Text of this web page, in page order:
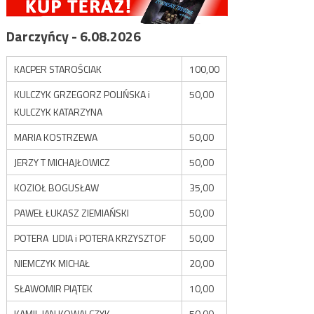
Darczyńcy - 6.08.2026
KACPER STAROŚCIAK
100,00
KULCZYK GRZEGORZ POLIŃSKA i
KULCZYK KATARZYNA
50,00
MARIA KOSTRZEWA
50,00
JERZY T MICHAJŁOWICZ
50,00
KOZIOŁ BOGUSŁAW
35,00
PAWEŁ ŁUKASZ ZIEMIAŃSKI
50,00
POTERA LIDIA i POTERA KRZYSZTOF
50,00
NIEMCZYK MICHAŁ
20,00
SŁAWOMIR PIĄTEK
10,00